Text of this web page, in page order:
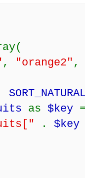
, "orange2"
as $key
.